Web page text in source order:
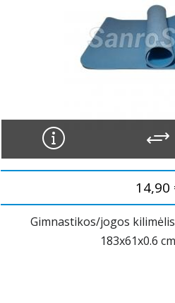
14,90
Gimnastikos/jogos
183x61x0.6